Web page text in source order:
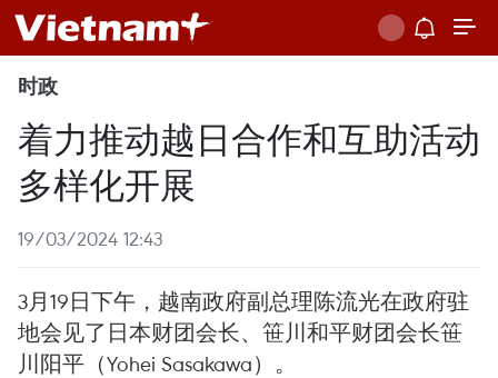
时政
着力推动越日合作和互助活动
多样化开展
19/03/2024 12:43
3月19日下午，越南政府副总理陈流光在政府驻
地会见了日本财团会长、笹川和平财团会长笹
川阳平（Yohei Sasakawa）。